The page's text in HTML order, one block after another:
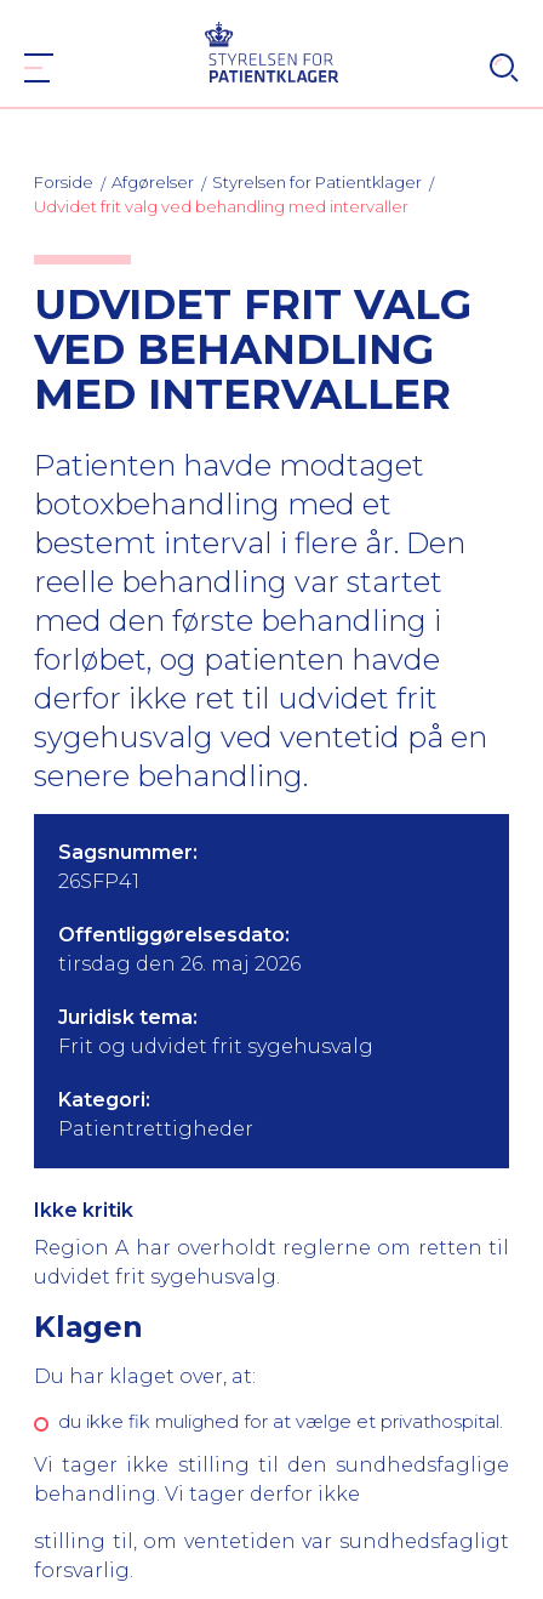
Forside Afgørelser
Styrelsen for Patientklager
Udvidet frit valg ved behandling med intervaller
UDVIDET FRIT VALG
VED BEHANDLING
MED INTERVALLER
Patienten havde modtaget
botoxbehandling med et
bestemt interval i flere år. Den
reelle behandling var startet
med den første behandling i
forløbet, og patienten havde
derfor ikke ret til udvidet frit
sygehusvalg ved ventetid på en
senere behandling.
Sagsnummer:
26SFP41
Offentliggørelsesdato:
tirsdag den 26. maj 2026
Juridisk tema:
Frit og udvidet frit sygehusvalg
Kategori:
Patientrettigheder
Ikke kritik
Region A har overholdt reglerne om retten til
udvidet frit sygehusvalg.
Klagen
Du har klaget over, at:
du ikke fik mulighed for at vælge et privathospital.
Vi tager ikke stilling til den sundhedsfaglige
behandling. Vi tager derfor ikke
stilling til, om ventetiden var sundhedsfagligt
forsvarlig.